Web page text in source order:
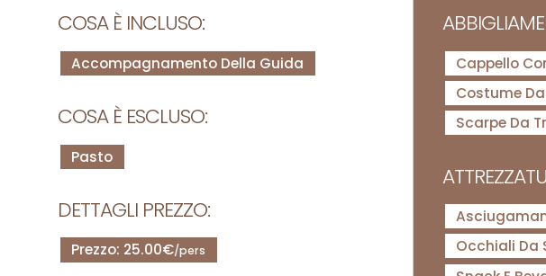
COSA È INCLUSO:
Accompagnamento Della Guida
COSA È ESCLUSO:
Pasto
DETTAGLI PREZZO:
Prezzo: 25.00€/pers
Cappello
Costume
Scarpe Da
Occhiali Da